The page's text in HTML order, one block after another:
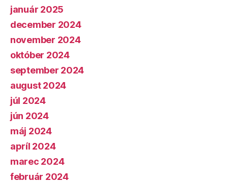
január 2025
december 2024
november 2024
október 2024
september 2024
august 2024
júl 2024
jún 2024
máj 2024
apríl 2024
marec 2024
február 2024